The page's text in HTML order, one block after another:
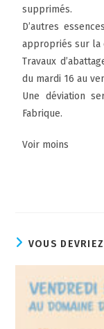
supprimés.
D’autres
appropriés sur la
Travaux
du mardi 16 au
Une déviation
Fabrique.
Voir moins
VOUS